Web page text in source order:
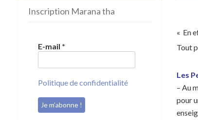
Inscription Marana tha
E-mail *
Politique de confidentialité
« En
Tout
Les
– Au
pour